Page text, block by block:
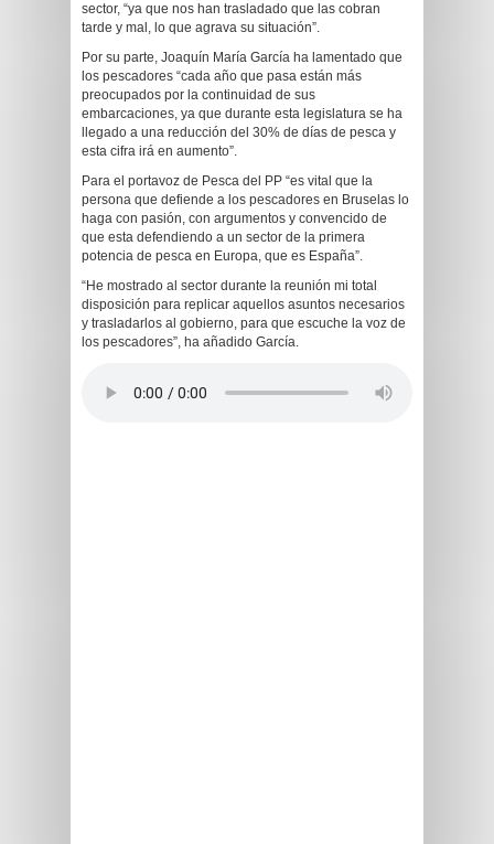
sector, “ya que nos han trasladado que las cobran
tarde y mal, lo que agrava su situación”.
Por su parte, Joaquín María García ha lamentado que
los pescadores “cada año que pasa están más
preocupados por la continuidad de sus
embarcaciones, ya que durante esta legislatura se ha
llegado a una reducción del 30% de días de pesca y
esta cifra irá en aumento”.
Para el portavoz de Pesca del PP “es vital que la
persona que defiende a los pescadores en Bruselas lo
haga con pasión, con argumentos y convencido de
que esta defendiendo a un sector de la primera
potencia de pesca en Europa, que es España”.
“He mostrado al sector durante la reunión mi total
disposición para replicar aquellos asuntos necesarios
y trasladarlos al gobierno, para que escuche la voz de
los pescadores”, ha añadido García.